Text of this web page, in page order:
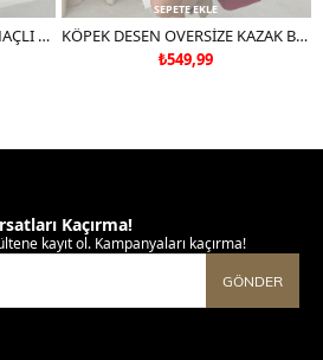
BOĞAZLI ÇİZGİLİ YAN YIRTMAÇLI OVERSİZE TRİKO KAZAK SİYAH
SEPETE EKLE
KÖPEK DESEN OVERSİZE KAZAK BORDO
₺549,99
Kaçırma!
kayıt ol. Kampanyaları kaçırma!
GÖNDER